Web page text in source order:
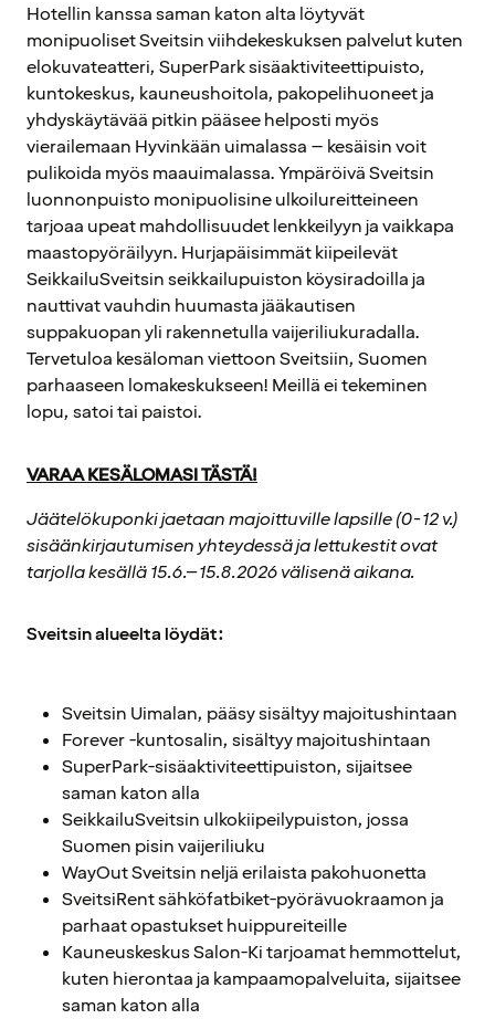
Hotellin kanssa saman katon alta löytyvät
monipuoliset Sveitsin viihdekeskuksen palvelut kuten
elokuvateatteri, SuperPark sisäaktiviteettipuisto,
kuntokeskus, kauneushoitola, pakopelihuoneet ja
yhdyskäytävää pitkin pääsee helposti myös
vierailemaan Hyvinkään uimalassa – kesäisin voit
pulikoida myös maauimalassa. Ympäröivä Sveitsin
luonnonpuisto monipuolisine ulkoilureitteineen
tarjoaa upeat mahdollisuudet lenkkeilyyn ja vaikkapa
maastopyöräilyyn. Hurjapäisimmät kiipeilevät
SeikkailuSveitsin seikkailupuiston köysiradoilla ja
nauttivat vauhdin huumasta jääkautisen
suppakuopan yli rakennetulla vaijeriliukuradalla.
Tervetuloa kesäloman viettoon Sveitsiin, Suomen
parhaaseen lomakeskukseen! Meillä ei tekeminen
lopu, satoi tai paistoi.
VARAA KESÄLOMASI TÄSTÄ!
Jäätelökuponki jaetaan majoittuville lapsille (0-12 v.)
sisäänkirjautumisen yhteydessä ja lettukestit ovat
tarjolla kesällä 15.6.–15.8.2026 välisenä aikana.
Sveitsin alueelta löydät:
Sveitsin Uimalan, pääsy sisältyy majoitushintaan
Forever -kuntosalin, sisältyy majoitushintaan
SuperPark-sisäaktiviteettipuiston, sijaitsee
saman katon alla
SeikkailuSveitsin ulkokiipeilypuiston, jossa
Suomen pisin vaijeriliuku
WayOut Sveitsin neljä erilaista pakohuonetta
SveitsiRent sähköfatbiket-pyörävuokraamon ja
parhaat opastukset huippureiteille
Kauneuskeskus Salon-Ki tarjoamat hemmottelut,
kuten hierontaa ja kampaamopalveluita, sijaitsee
saman katon alla